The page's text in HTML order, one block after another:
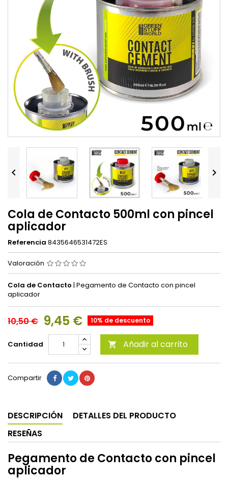
 
Cola de Contacto 500ml con pincel
aplicador
Referencia 8435646531472ES
Valoración
Cola de Contacto | Pegamento de Contacto con pincel
aplicador
10,50 € 9,45 € 10% de descuento
Cantidad  Añadir al carrito
Compartir
DESCRIPCIÓN
DETALLES DEL PRODUCTO
RESEÑAS
Pegamento de Contacto con pincel
aplicador